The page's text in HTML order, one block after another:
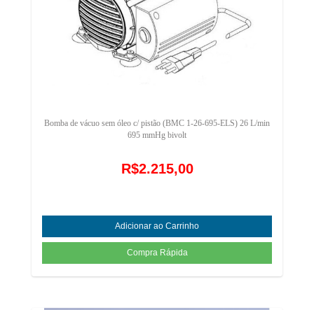
Bomba de vácuo sem óleo c/ pistão (BMC 1-26-695-ELS) 26 L/min
695 mmHg bivolt
R$2.215,00